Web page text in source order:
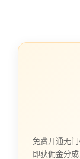
免费开通无
即获佣金分